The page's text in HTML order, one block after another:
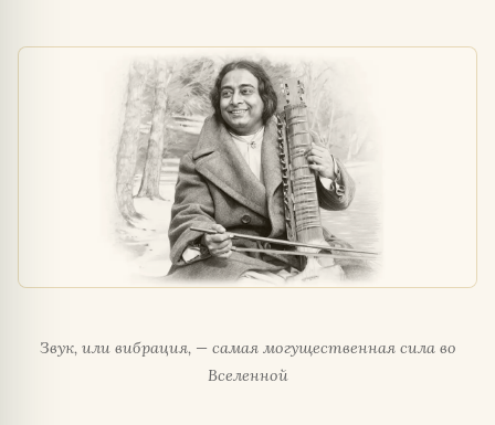
Звук, или вибрация, — самая могущественная сила во
Вселенной